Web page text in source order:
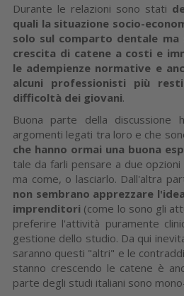
Durante le relazioni sono stati
quali la situazione socio-
solo sul comparto dentale ma
crescita di catene a costi e
le adempienze normative e
alcuni professionisti più
difficoltà dei giovani.
Buona parte della
argomenti legati tra loro e che
che hanno ormai una buona
tale da farli pensare a due
ma come, o lasciarlo. Dall'altra
non sembrano apprezzare
imprenditori (come lo sono gli
preferire l'attività puramente
gestione dello studio. Da qui
saranno questi "altri" e le
stanno crescendo le catene è
parte degli studi italiani sono